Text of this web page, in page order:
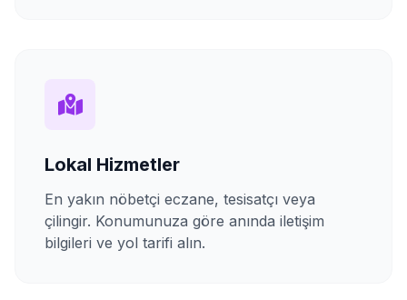
Lokal Hizmetler
En yakın nöbetçi eczane, tesisatçı veya
çilingir. Konumunuza göre anında iletişim
bilgileri ve yol tarifi alın.